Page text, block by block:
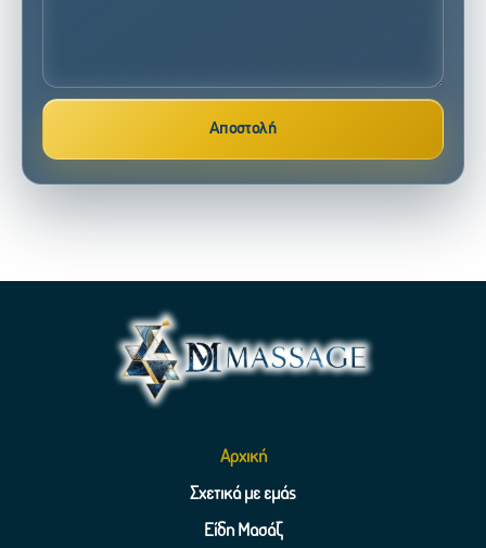
Αποστολή
Αρχική
Σχετικά με εμάς
Είδη Μασάζ